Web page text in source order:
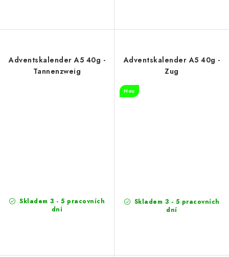
Adventskalender A5 40g -
Tannenzweig
Skladem 3 - 5 pracovních
dní
Adventskalender A5 40g -
Zug
Neu
Skladem 3 - 5 pracovních
dní